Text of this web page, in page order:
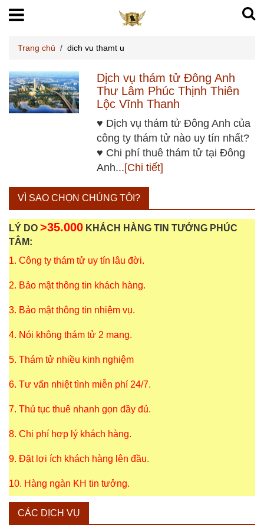
Trang chủ / dich vu thamt u
Dịch vụ thám tử Đông Anh
Thư Lâm Phúc Thịnh Thiên
Lộc Vĩnh Thanh
♥ Dịch vụ thám tử Đông Anh của
công ty thám tử nào uy tín nhất?
♥ Chi phí thuê thám tử tại Đông
Anh...[Chi tiết]
VÌ SAO CHỌN CHÚNG TÔI?
LÝ DO >35.000 KHÁCH HÀNG TIN TƯỞNG PHÚC
TÂM:
1. Công ty thám tử uy tín lâu đời.
2. Bảo mật thông tin khách hàng.
3. Bảo mật thông tin nhiệm vụ.
4. Nói không thám tử 2 mang.
5. Thám tử nhiều kinh nghiệm
6. Tư vấn nhiệt tình miễn phí 24/7.
7. Thủ tục thuê nhanh gọn đầy đủ.
8. Chi phí hợp lý khách hàng.
9. Đặt lợi ích khách hàng lên đầu.
10. Hàng ngàn KH tin tưởng.
CÁC DỊCH VỤ